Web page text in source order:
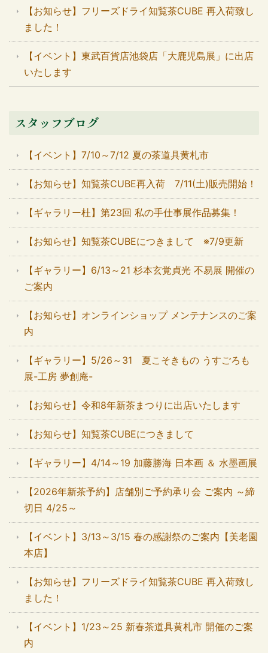
【お知らせ】フリーズドライ知覧茶CUBE 再入荷致し
ました！
【イベント】東武百貨店池袋店「大鹿児島展」に出店
いたします
スタッフブログ
【イベント】7/10～7/12 夏の茶道具黄札市
【お知らせ】知覧茶CUBE再入荷 7/11(土)販売開始！
【ギャラリー杜】第23回 私の手仕事展作品募集！
【お知らせ】知覧茶CUBEにつきまして ※7/9更新
【ギャラリー】6/13～21 杉本玄覚貞光 不易展 開催の
ご案内
【お知らせ】オンラインショップ メンテナンスのご案
内
【ギャラリー】5/26～31 夏こそきもの うすごろも
展-工房 夢創庵-
【お知らせ】令和8年新茶まつりに出店いたします
【お知らせ】知覧茶CUBEにつきまして
【ギャラリー】4/14～19 加藤勝海 日本画 ＆ 水墨画展
【2026年新茶予約】店舗別ご予約承り会 ご案内 ～締
切日 4/25～
【イベント】3/13～3/15 春の感謝祭のご案内【美老園
本店】
【お知らせ】フリーズドライ知覧茶CUBE 再入荷致し
ました！
【イベント】1/23～25 新春茶道具黄札市 開催のご案
内